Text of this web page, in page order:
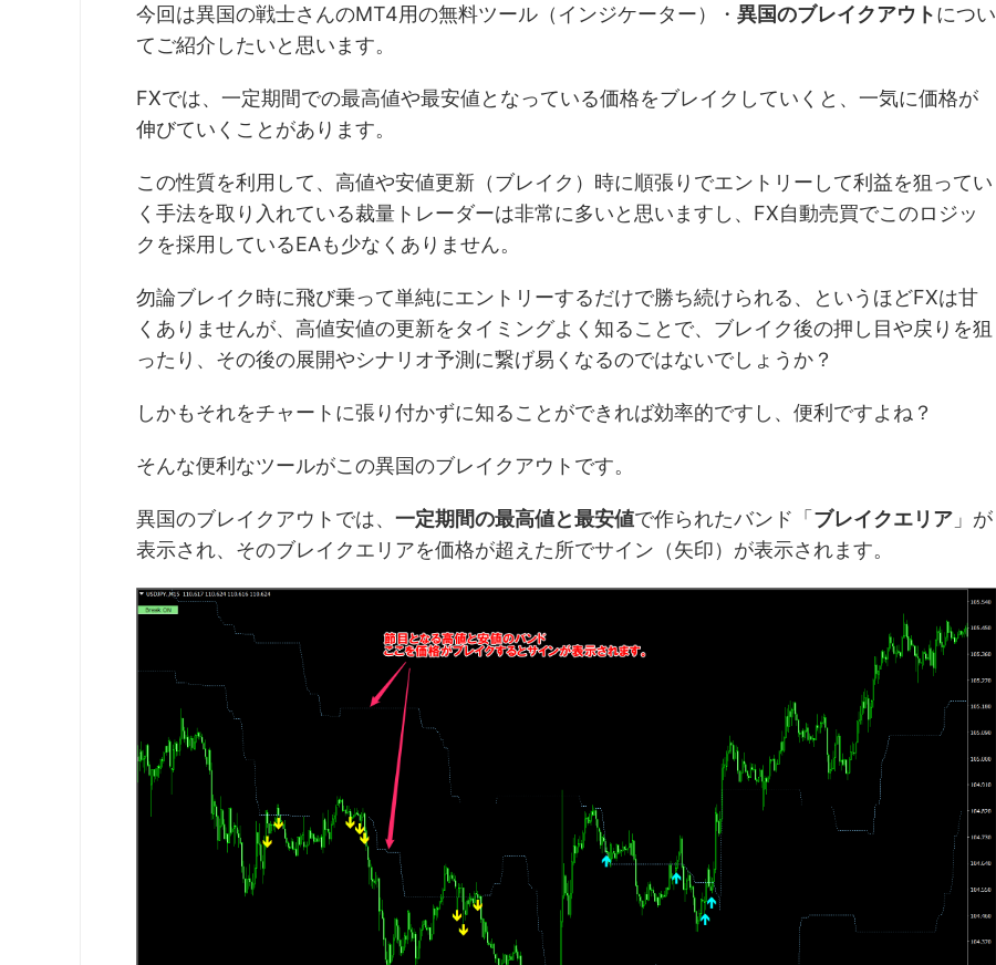
今回は異国の戦士さんのMT4用の無料ツール（インジケーター）・ 異国のブレイクアウトについ
てご紹介したいと思います。
FXでは、一定期間での最高値や最安値となっている価格をブレイクしていくと、一気に価格が
伸びていくことがあります。
この性質を利用して、高値や安値更新（ブレイク）時に順張りでエントリーして利益を狙ってい
く手法を取り入れている裁量トレーダーは非常に多いと思いますし、FX自動売買でこのロジッ
クを採用しているEAも少なくありません。
勿論ブレイク時に飛び乗って単純にエントリーするだけで勝ち続けられる、というほどFXは甘
くありませんが、 高値安値の更新をタイミングよく知ることで、ブレイク後の押し目や戻りを狙
ったり、その後の展開やシナリオ予測に繋げ易くなるのではないでしょうか？
しかもそれをチャートに張り付かずに知ることができれば効率的ですし、便利ですよね？
そんな便利なツールがこの異国のブレイクアウトです。
異国のブレイクアウトでは、 一定期間の最高値と最安値で作られたバンド「 ブレイクエリア 」が
表示され、そのブレイクエリアを価格が超えた所でサイン（矢印）が表示されます。